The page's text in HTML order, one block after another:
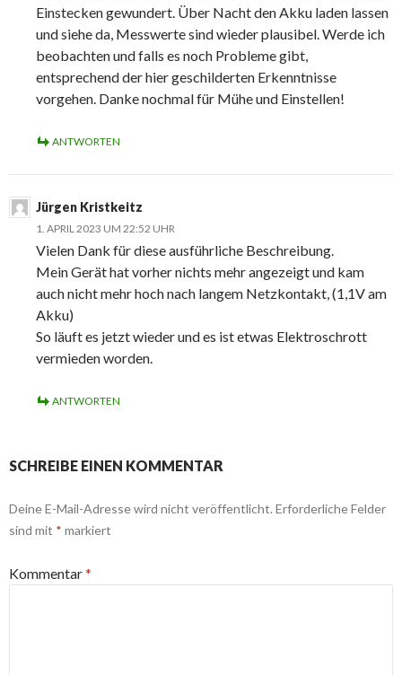
Einstecken gewundert. Über Nacht den Akku laden lassen
und siehe da, Messwerte sind wieder plausibel. Werde ich
beobachten und falls es noch Probleme gibt,
entsprechend der hier geschilderten Erkenntnisse
vorgehen. Danke nochmal für Mühe und Einstellen!
ANTWORTEN
Jürgen Kristkeitz
1. APRIL 2023 UM 22:52 UHR
Vielen Dank für diese ausführliche Beschreibung.
Mein Gerät hat vorher nichts mehr angezeigt und kam
auch nicht mehr hoch nach langem Netzkontakt, (1,1V am
Akku)
So läuft es jetzt wieder und es ist etwas Elektroschrott
vermieden worden.
ANTWORTEN
SCHREIBE EINEN KOMMENTAR
Deine E-Mail-Adresse wird nicht veröffentlicht. Erforderliche Felder
sind mit * markiert
Kommentar*